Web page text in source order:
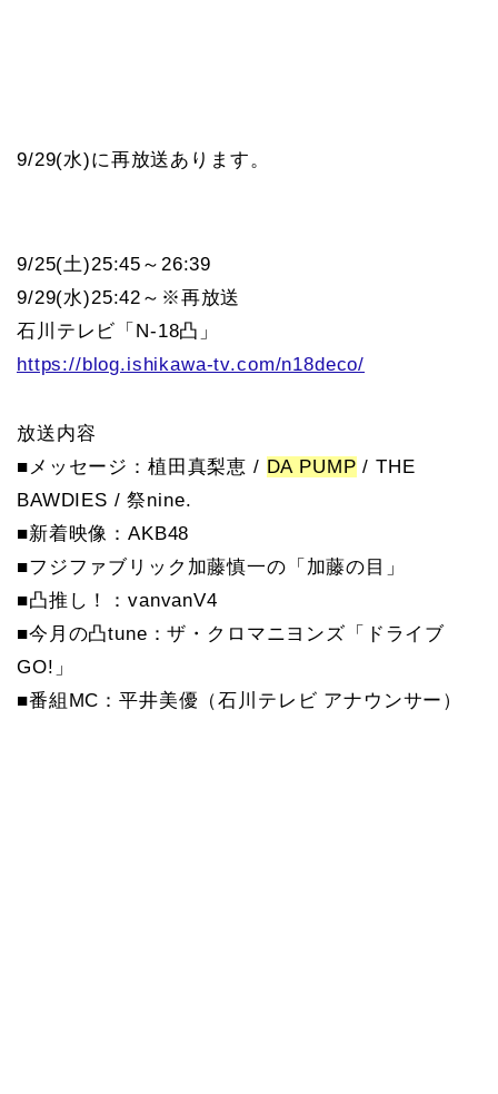
9/29(水)に再放送あります。
9/25(土)25:45～26:39
9/29(水)25:42～※再放送
石川テレビ「N-18凸」
https://blog.ishikawa-tv.com/n18deco/
放送内容
■メッセージ：植田真梨恵 / DA PUMP / THE
BAWDIES / 祭nine.
■新着映像：AKB48
■フジファブリック加藤慎一の「加藤の目」
■凸推し！：vanvanV4
■今月の凸tune：ザ・クロマニヨンズ「ドライブ
GO!」
■番組MC：平井美優（石川テレビ アナウンサー）